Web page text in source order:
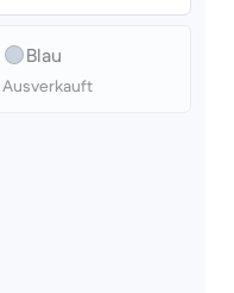
Blau
Ausverkauft